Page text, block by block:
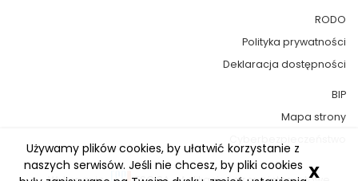
RODO
Polityka prywatności
Deklaracja dostępności
BIP
Mapa strony
Używamy plików cookies, by ułatwić korzystanie z
naszych serwisów. Jeśli nie chcesz, by pliki cookies X